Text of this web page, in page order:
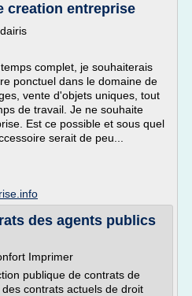
creation entreprise
complet, je souhaiterais
ponctuel dans le domaine de
vente d'objets uniques, tout
de travail. Je ne souhaite
Est ce possible et sous quel
serait de peu...
des agents publics
Imprimer
publique de contrats de
contrats actuels de droit